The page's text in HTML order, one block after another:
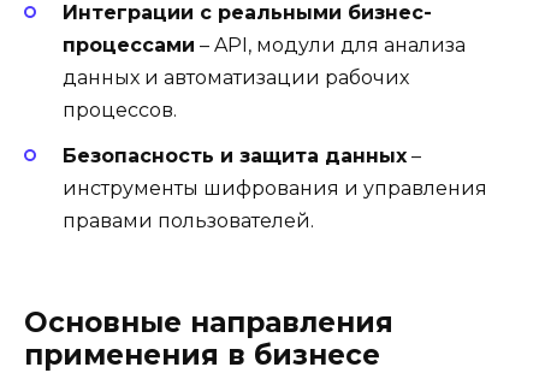
Интеграции с реальными бизнес-
процессами – API, модули для анализа
данных и автоматизации рабочих
процессов.
Безопасность и защита данных –
инструменты шифрования и управления
правами пользователей.
Основные направления
применения в бизнесе